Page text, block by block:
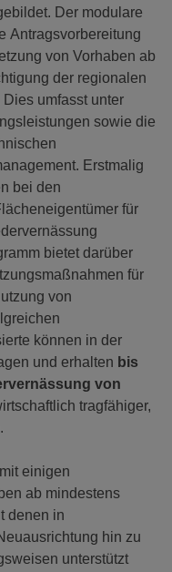
Der modulare
Antragsvorbereitung
von Vorhaben ab
der regionalen
umfasst unter
sowie die
Erstmalig
bei den
für
bietet darüber
für
von
können in der
und erhalten bis
von
tragfähiger,
einigen
ab mindestens
denen in
hin zu
unterstützt